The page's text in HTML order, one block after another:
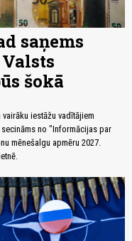
saņems
šokā
iestāžu vadītājiem
no "Informācijas par
mēnešalgu apmēru 2027.